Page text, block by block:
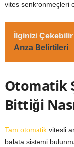
vites senkronmeçleri
İlginizi Çekebilir
Arıza Belirtileri
Otomatik
Bittiği
Tam otomatik vitesli
balata sistemi